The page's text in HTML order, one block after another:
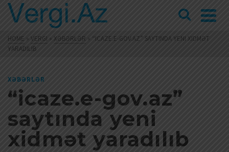
HOME » VERGI » XƏBƏRLƏR » “ICAZE.E-GOV.AZ” SAYTINDA YENI XIDMƏT
YARADILIB
XƏBƏRLƏR
“icaze.e-gov.az”
saytında yeni
xidmət yaradılıb